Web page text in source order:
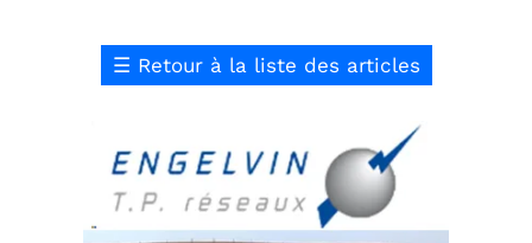
☰ Retour à la liste des articles